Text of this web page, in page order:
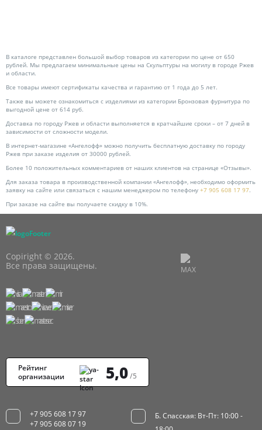
В каталоге представлен большой выбор товаров из категории по цене от 650
рублей. Мы предлагаем минимальные цены на Скульптуры на могилу в городе Ржев
и области.
Все товары имеют сертификаты качества и гарантию от 1 года до 5 лет.
Также вы можете ознакомиться с изделиями из категории Бронзовая фурнитура по
выгодной цене от 614 руб.
Доставка по городу Ржев и области выполняется в кратчайшие сроки – от 7 дней в
зависимости от сложности модели.
В интернет-магазине «Ангелофф» можно получить бесплатную доставку по городу
Ржев при заказе изделия от 30000 рублей.
Более 10 положительных комментариев от наших клиентов на странице «Отзывы».
Для заказа товара в производственной компании «Ангелофф», необходимо оформить
заявку на сайте или связаться с нашим менеджером по телефону +7 905 608 17 97.
При заказе на сайте вы получаете скидку в 10%.
Copiright © 2026.
Все права защищены.
Рейтинг
организации
5,0/5
+7 905 608 17 97
+7 905 608 07 19
Б. Спасская: Вт-Пт: 10:00 -